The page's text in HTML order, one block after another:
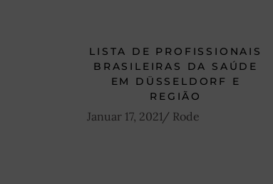
LISTA DE PROFISSIONAIS
BRASILEIRAS DA SAÚDE
EM DÜSSELDORF E
REGIÃO
Januar 17, 2021 Rode